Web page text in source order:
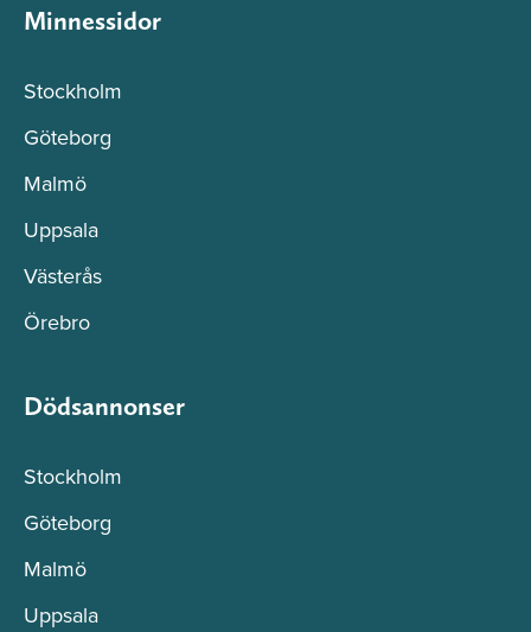
Minnessidor
Stockholm
Göteborg
Malmö
Uppsala
Västerås
Örebro
Dödsannonser
Stockholm
Göteborg
Malmö
Uppsala